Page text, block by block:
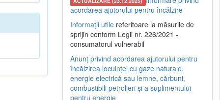
acordarea ajutorului pentru încălzire
Informații utile referitoare la măsurile de
sprijin conform Legii nr. 226/2021 -
consumatorul vulnerabil
Anunț privind acordarea ajutorului pentru
încălzirea locuinței cu gaze naturale,
energie electrică sau lemne, cărbuni,
combustibili petrolieri și a suplimentului
pentru energie